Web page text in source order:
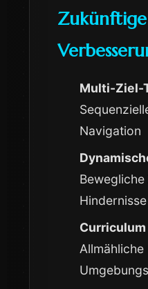
Zukünftige
Multi-Ziel-
Navigation
Bewegliche
Hindernisse